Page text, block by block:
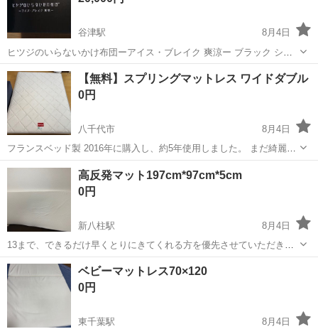
谷津駅
8月4日
ヒツジのいらないかけ布団ーアイス・ブレイク 爽涼ー ブラック シン
グル 150×210cm 定価25,500円 暑い時期に活躍する寝具です。 新品未
開封ですが不要になったため出品します。
千葉 習志野市 谷津駅 寝具 ヒツジ
【無料】スプリングマットレス ワイドダブル
0円
八千代市
8月4日
フランスベッド製 2016年に購入し、約5年使用しました。 まだ綺麗で
問題なく使用できます。 幅×長さ 1540×1950mm 厚さ 220mm 製品
の詳細は画像をご覧ください
千葉 八千代市 寝具
高反発マット197cm*97cm*5cm
0円
新八柱駅
8月4日
13まで、できるだけ早くとりにきてくれる方を優先させていただきま
す。 よろしくおねがいします。
千葉 松戸市 新八柱駅
ベビーマットレス70×120
0円
東千葉駅
8月4日